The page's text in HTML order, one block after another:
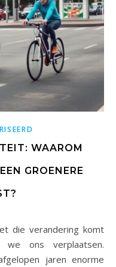
WAAROM
GROENERE
ons verplaatsen.
jaren enorme